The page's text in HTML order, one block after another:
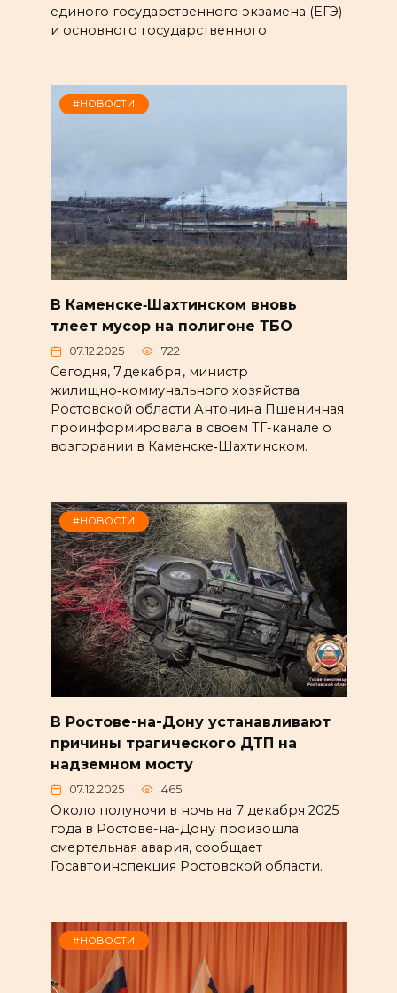
единого государственного экзамена (ЕГЭ)
и основного государственного
#НОВОСТИ
В Каменске‑Шахтинском вновь
тлеет мусор на полигоне ТБО
07.12.2025 722
Сегодня, 7 декабря , министр
жилищно‑коммунального хозяйства
Ростовской области Антонина Пшеничная
проинформировала в своем ТГ-канале о
возгорании в Каменске‑Шахтинском.
#НОВОСТИ
В Ростове-на-Дону устанавливают
причины трагического ДТП на
надземном мосту
07.12.2025 465
Около полуночи в ночь на 7 декабря 2025
года в Ростове-на-Дону произошла
смертельная авария, сообщает
Госавтоинспекция Ростовской области.
#НОВОСТИ